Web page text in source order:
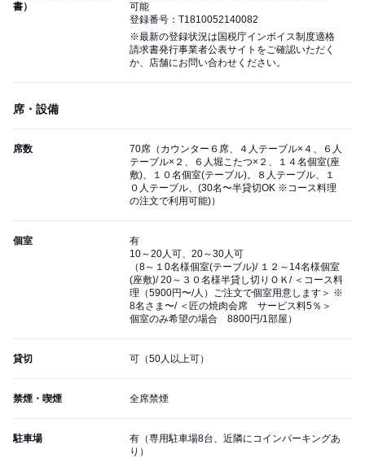
書）
可能
登録番号：T1810052140082
※最新の登録状況は国税庁インボイス制度適格
請求書発行事業者公表サイトをご確認いただく
か、店舗にお問い合わせください。
席・設備
席数
70席（カウンター６席、４人テーブル×４、６人
テーブル×２、６人堀こたつ×２、１４名個室(座
敷)、１０名個室(テーブル)。８人テーブル、１
０人テーブル、(30名〜半貸切OK ※コース料理
の注文で利用可能)）
個室
有
10～20人可、20～30人可
（8～１0名様個室(テーブル)/ １２～14名様個室
(座敷)/ 20～３０名様半貸し切りＯＫ/ ＜コース料
理（5900円〜/人）ご注文で個室用意します＞ ※
8名さま〜/ ＜匠の焼肉会席 サービス料5％＞
個室のみ希望の場合 8800円/1部屋）
貸切 可（50人以上可）
禁煙・喫煙 全席禁煙
駐車場
有（専用駐車場8台、近隣にコインパーキングあ
り）